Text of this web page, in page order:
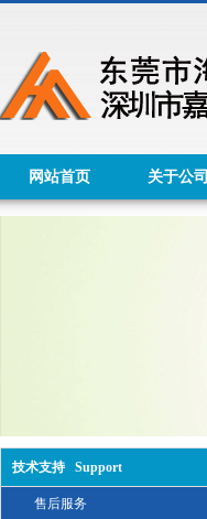
网站首页 关于公司
技术支持 Support
售后服务